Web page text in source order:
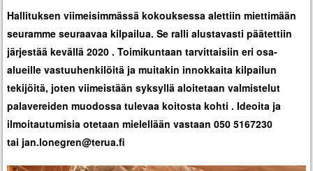
Hallituksen viimeisimmässä kokouksessa alettiin miettimään
seuramme seuraavaa kilpailua. Se ralli alustavasti päätettiin
järjestää kevällä 2020 . Toimikuntaan tarvittaisiin eri osa-
alueille vastuuhenkilöitä ja muitakin innokkaita kilpailun
tekijöitä, joten viimeistään syksyllä aloitetaan valmistelut
palavereiden muodossa tulevaa koitosta kohti . Ideoita ja
ilmoitautumisia otetaan mielellään vastaan 050 5167230
tai jan.lonegren@terua.fi